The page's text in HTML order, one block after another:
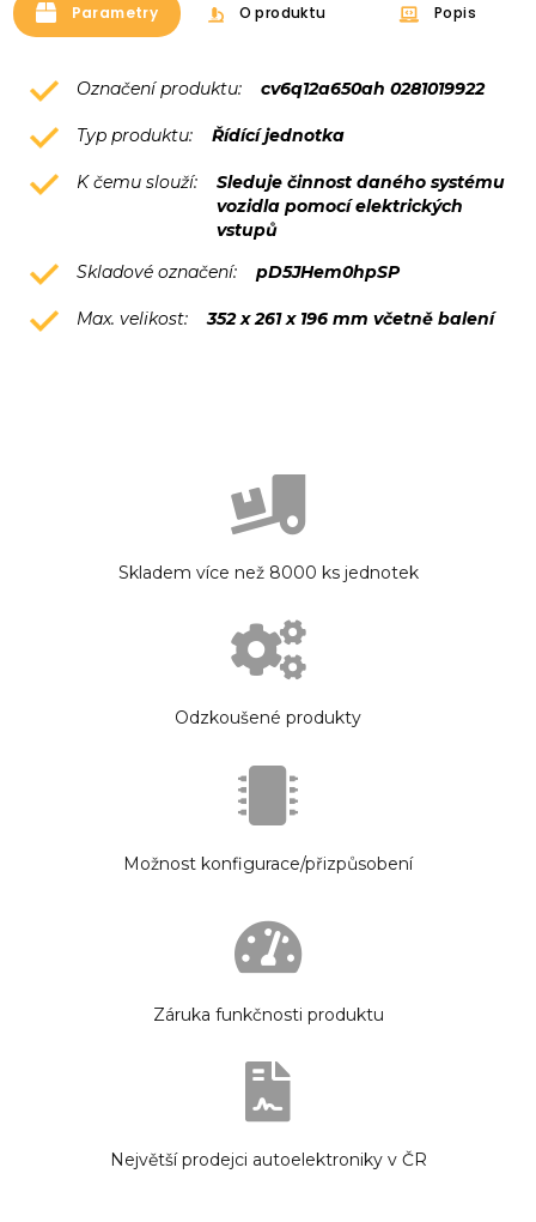
Parametry O produktu Popis
Označení produktu: cv6q12a650ah 0281019922
Typ produktu: Řídící jednotka
K čemu slouží:
Sleduje činnost daného systému
vozidla pomocí elektrických
vstupů
Skladové označení:
pD5JHem0hpSP
Max. velikost: 352 x 261 x 196 mm včetně balení
Skladem více než 8000 ks jednotek
Odzkoušené produkty
Možnost konfigurace/přizpůsobení
Záruka funkčnosti produktu
Největší prodejci autoelektroniky v ČR